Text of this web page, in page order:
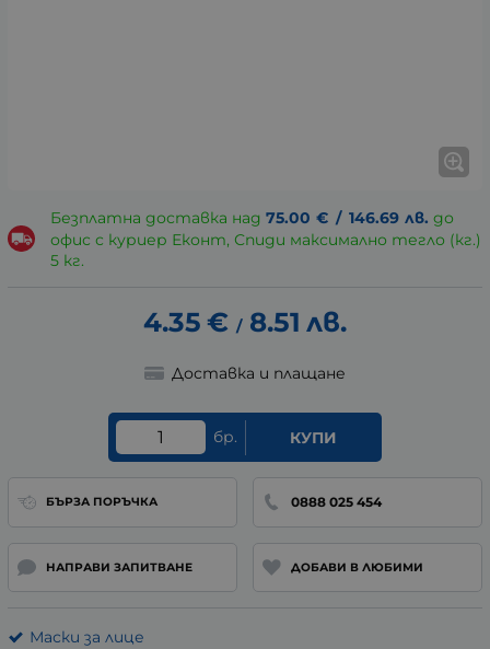
Безплатна доставка над 75.00 € / 146.69 лв. до
офис с куриер Еконт, Спиди максимално тегло (кг.)
5 кг.
4.35 € / 8.51 лв.
Доставка и плащане
бр. КУПИ
БЪРЗА ПОРЪЧКА 0888 025 454
НАПРАВИ ЗАПИТВАНЕ ДОБАВИ В ЛЮБИМИ
Маски за лице